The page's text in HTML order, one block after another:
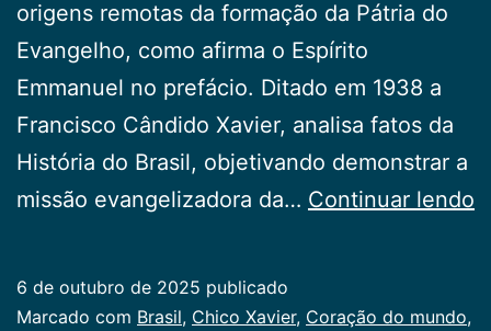
origens remotas da formação da Pátria do
Evangelho, como afirma o Espírito
Emmanuel no prefácio. Ditado em 1938 a
Francisco Cândido Xavier, analisa fatos da
História do Brasil, objetivando demonstrar a
missão evangelizadora da… Continuar lendo
6 de outubro de 2025 publicado
Categorizado
Marcado com Brasil, Chico Xavier, Coração do mundo,